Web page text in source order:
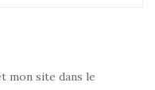
mon site dans le